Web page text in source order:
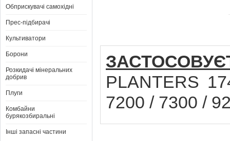
Обприскувачі самохідні
Прес-підбирачі
Культиватори
Борони
Розкидачі мінеральних
добрив
Плуги
Комбайни
бурякозбиральні
Інші запасні частини
PLANTERS
7200 / 7300 /